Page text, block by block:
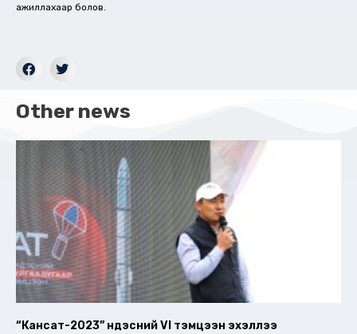
ажиллахаар болов.
Other news
“Кансат-2023” үндэсний VI тэмцээн эхэллээ